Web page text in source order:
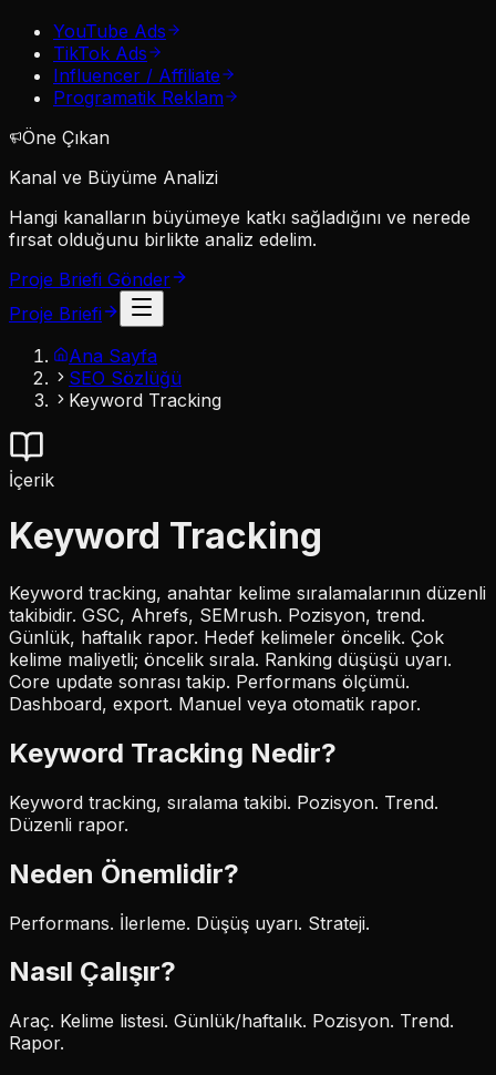
YouTube Ads
TikTok Ads
Influencer / Affiliate
Programatik Reklam
Öne Çıkan
Kanal ve Büyüme Analizi
Hangi kanalların büyümeye katkı sağladığını ve nerede
fırsat olduğunu birlikte analiz edelim.
Proje Briefi Gönder
Proje Briefi
Ana Sayfa
SEO Sözlüğü
Keyword Tracking
İçerik
Keyword Tracking
Keyword tracking, anahtar kelime sıralamalarının düzenli
takibidir. GSC, Ahrefs, SEMrush. Pozisyon, trend.
Günlük, haftalık rapor. Hedef kelimeler öncelik. Çok
kelime maliyetli; öncelik sırala. Ranking düşüşü uyarı.
Core update sonrası takip. Performans ölçümü.
Dashboard, export. Manuel veya otomatik rapor.
Keyword Tracking Nedir?
Keyword tracking, sıralama takibi. Pozisyon. Trend.
Düzenli rapor.
Neden Önemlidir?
Performans. İlerleme. Düşüş uyarı. Strateji.
Nasıl Çalışır?
Araç. Kelime listesi. Günlük/haftalık. Pozisyon. Trend.
Rapor.